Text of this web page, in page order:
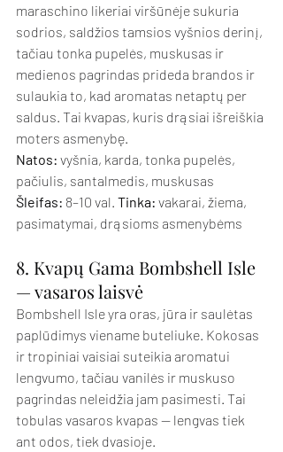
maraschino likeriai viršūnėje sukuria
sodrios, saldžios tamsios vyšnios derinį,
tačiau tonka pupelės, muskusas ir
medienos pagrindas prideda brandos ir
sulaukia to, kad aromatas netaptų per
saldus. Tai kvapas, kuris drąsiai išreiškia
moters asmenybę.
Natos: vyšnia, karda, tonka pupelės,
pačiulis, santalmedis, muskusas
Šleifas: 8–10 val. Tinka: vakarai, žiema,
pasimatymai, drąsioms asmenybėms
8. Kvapų Gama Bombshell Isle
— vasaros laisvė
Bombshell Isle yra oras, jūra ir saulėtas
paplūdimys viename buteliuke. Kokosas
ir tropiniai vaisiai suteikia aromatui
lengvumo, tačiau vanilės ir muskuso
pagrindas neleidžia jam pasimesti. Tai
tobulas vasaros kvapas — lengvas tiek
ant odos, tiek dvasioje.